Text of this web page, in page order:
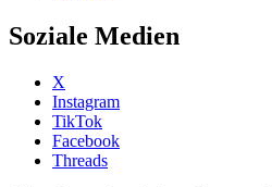
Soziale Medien
X
Instagram
TikTok
Facebook
Threads